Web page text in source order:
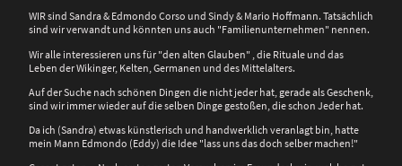
WIR sind Sandra & Edmondo Corso und Sindy & Mario Hoffmann. Tatsächlich
sind wir verwandt und könnten uns auch "Familienunternehmen" nennen.
Wir alle interessieren uns für "den alten Glauben" , die Rituale und das
Leben der Wikinger, Kelten, Germanen und des Mittelalters.
Auf der Suche nach schönen Dingen die nicht jeder hat, gerade als Geschenk,
sind wir immer wieder auf die selben Dinge gestoßen, die schon Jeder hat.
Da ich (Sandra) etwas künstlerisch und handwerklich veranlagt bin, hatte
mein Mann Edmondo (Eddy) die Idee "lass uns das doch selber machen!"